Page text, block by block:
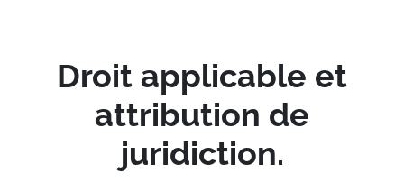
Droit applicable et
attribution de
juridiction.